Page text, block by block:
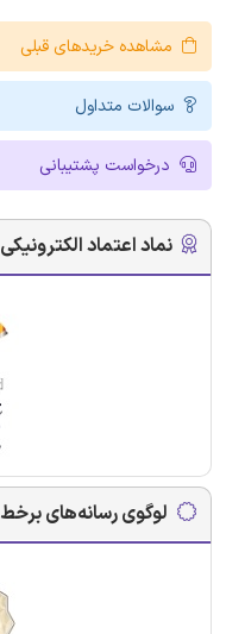
مشاهده خریدهای قبلی
سوالات متداول
درخواست پشتیبانی
نماد اعتماد الکترونیکی
لوگوی رسانه‌های برخط